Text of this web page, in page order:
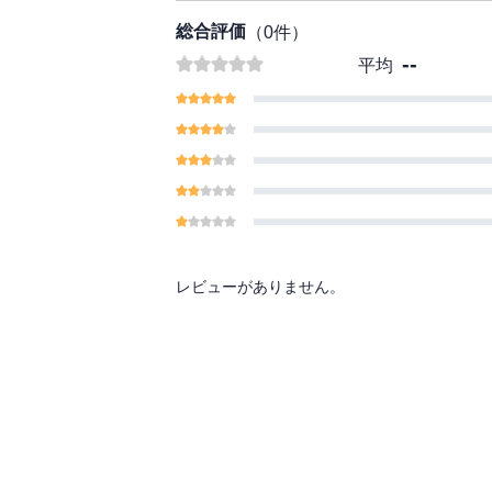
総合評価 （0件）
平均 --
レビューがありません。